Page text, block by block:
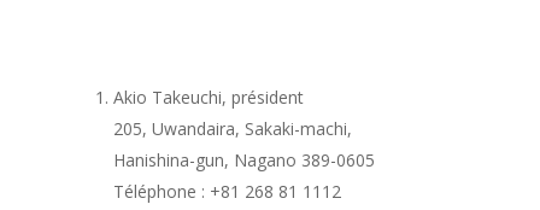
Akio Takeuchi, président
205, Uwandaira, Sakaki-machi,
Hanishina-gun, Nagano 389-0605
Téléphone : +81 268 81 1112